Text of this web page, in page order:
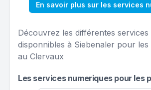
En savoir plus sur les services
Découvrez les différentes services
disponnibles à Siebenaler pour
au Clervaux
Les services numeriques pour les